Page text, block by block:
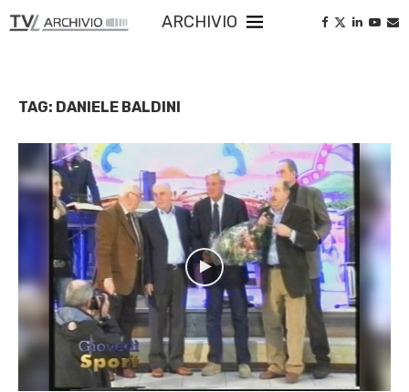
ARCHIVIO
TAG: DANIELE BALDINI